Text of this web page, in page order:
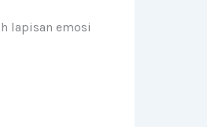
lapisan emosi